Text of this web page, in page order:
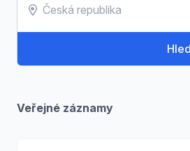
Veřejné záznamy